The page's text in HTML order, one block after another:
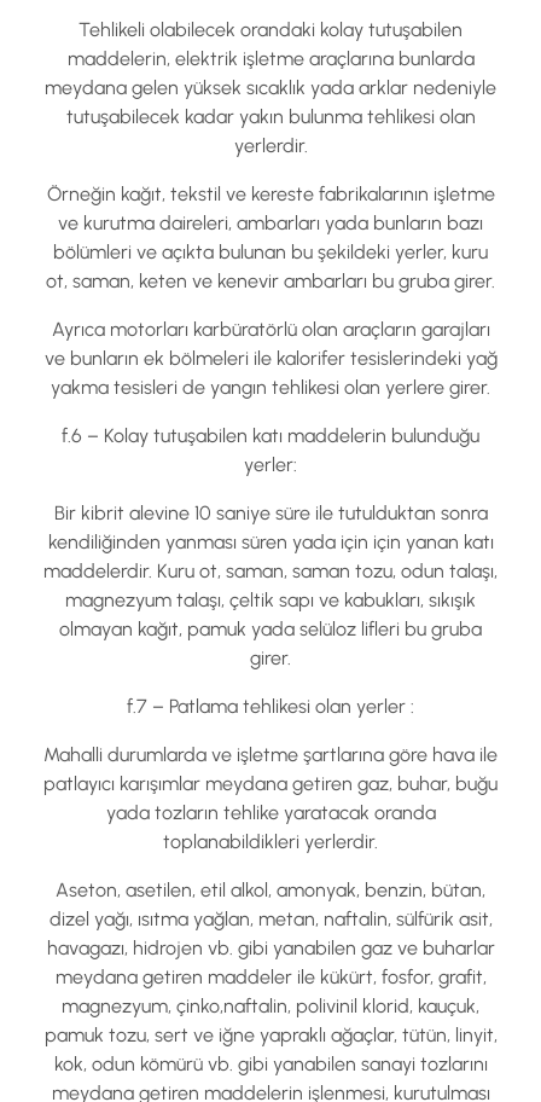
Tehlikeli olabilecek orandaki kolay tutuşabilen
maddelerin, elektrik işletme araçlarına bunlarda
meydana gelen yüksek sıcaklık yada arklar nedeniyle
tutuşabilecek kadar yakın bulunma tehlikesi olan
yerlerdir.
Örneğin kağıt, tekstil ve kereste fabrikalarının işletme
ve kurutma daireleri, ambarları yada bunların bazı
bölümleri ve açıkta bulunan bu şekildeki yerler, kuru
ot, saman, keten ve kenevir ambarları bu gruba girer.
Ayrıca motorları karbüratörlü olan araçların garajları
ve bunların ek bölmeleri ile kalorifer tesislerindeki yağ
yakma tesisleri de yangın tehlikesi olan yerlere girer.
f.6 – Kolay tutuşabilen katı maddelerin bulunduğu
yerler:
Bir kibrit alevine 10 saniye süre ile tutulduktan sonra
kendiliğinden yanması süren yada için için yanan katı
maddelerdir. Kuru ot, saman, saman tozu, odun talaşı,
magnezyum talaşı, çeltik sapı ve kabukları, sıkışık
olmayan kağıt, pamuk yada selüloz lifleri bu gruba
girer.
f.7 – Patlama tehlikesi olan yerler :
Mahalli durumlarda ve işletme şartlarına göre hava ile
patlayıcı karışımlar meydana getiren gaz, buhar, buğu
yada tozların tehlike yaratacak oranda
toplanabildikleri yerlerdir.
Aseton, asetilen, etil alkol, amonyak, benzin, bütan,
dizel yağı, ısıtma yağlan, metan, naftalin, sülfürik asit,
havagazı, hidrojen vb. gibi yanabilen gaz ve buharlar
meydana getiren maddeler ile kükürt, fosfor, grafit,
magnezyum, çinko,naftalin, polivinil klorid, kauçuk,
pamuk tozu, sert ve iğne yapraklı ağaçlar, tütün, linyit,
kok, odun kömürü vb. gibi yanabilen sanayi tozlarını
meydana getiren maddelerin işlenmesi, kurutulması